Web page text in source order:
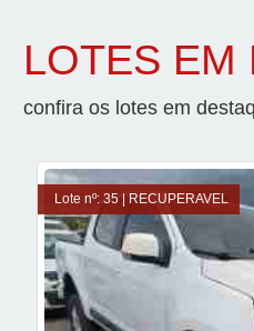
LOTES EM
confira os lotes em
Lote nº: 35 | RECUPERAVEL